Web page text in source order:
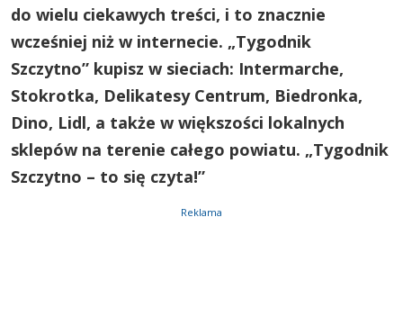
do wielu ciekawych treści, i to znacznie
wcześniej niż w internecie. „Tygodnik
Szczytno” kupisz w sieciach: Intermarche,
Stokrotka, Delikatesy Centrum, Biedronka,
Dino, Lidl, a także w większości lokalnych
sklepów na terenie całego powiatu. „Tygodnik
Szczytno – to się czyta!”
Reklama